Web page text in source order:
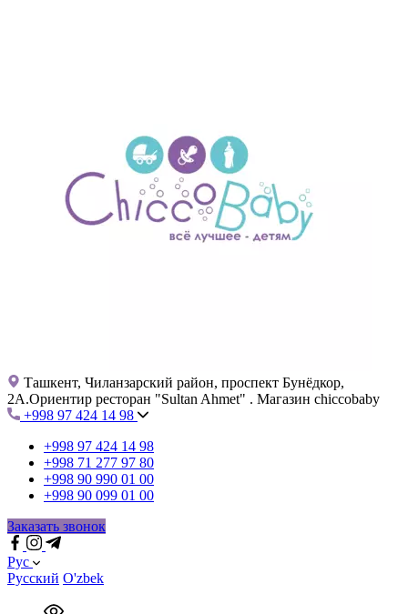
Ташкент, Чиланзарский район, проспект Бунёдкор,
2А.Ориентир ресторан "Sultan Ahmet" . Магазин chiccobaby
+998 97 424 14 98
+998 97 424 14 98
+998 71 277 97 80
+998 90 990 01 00
+998 90 099 01 00
Заказать звонок
Рус
Русский O'zbek